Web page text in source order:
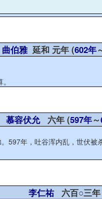
曲伯雅延和 元年 (602年
慕容伏允六年 (597年～
年，吐谷浑内乱，世伏
李仁祐六百○三年